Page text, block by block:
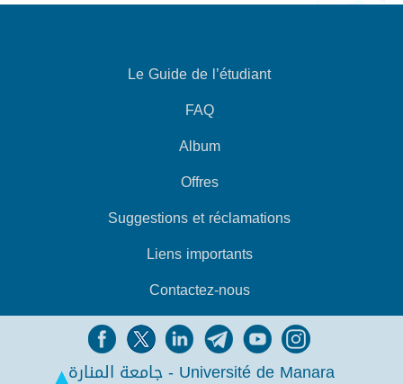
Le Guide de l’étudiant
FAQ
Album
Offres
Suggestions et réclamations
Liens importants
Contactez-nous
جامعة المنارة - Université de Manara